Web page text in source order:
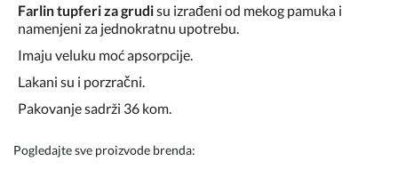
Farlin tupferi za grudisu izrađeni od mekog pamuka i
namenjeni za jednokratnu upotrebu.
Imaju veluku moć apsorpcije.
Lakani su i porzračni.
Pakovanje sadrži 36 kom.
Pogledajte sve proizvode brenda: